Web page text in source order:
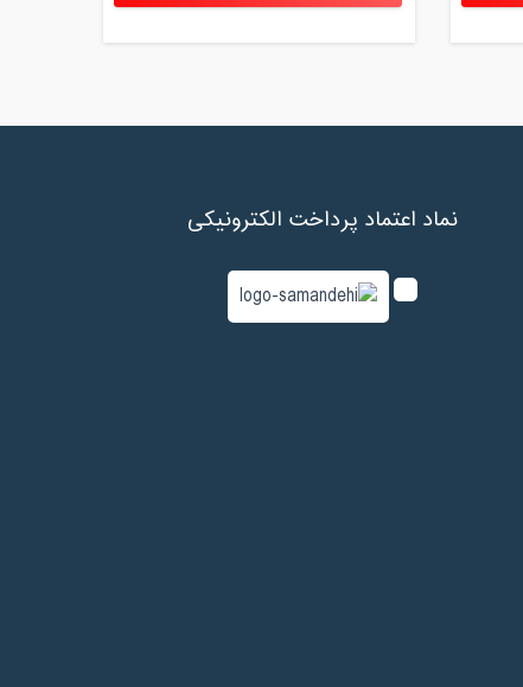
نماد اعتماد پرداخت الکترونیکی